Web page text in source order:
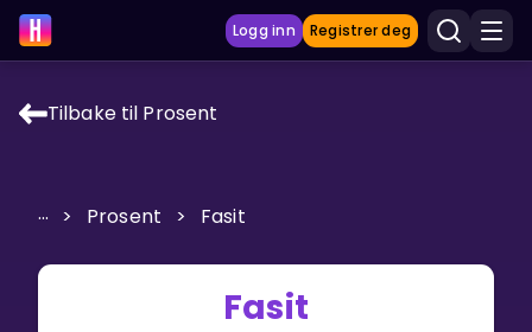
Logg inn Registrer deg
Vis mer
Tilbake til Prosent
... > Prosent > Fasit
Fasit